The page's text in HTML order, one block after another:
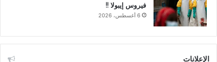
فيروس إيبولا !!
6 أغسطس، 2026
الإعلانات